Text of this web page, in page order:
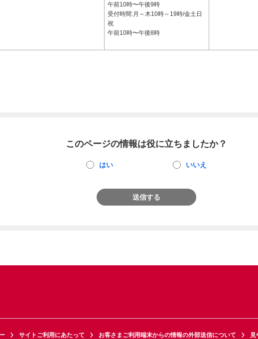
午前10時〜午後9時
受付時間:月～木10時～19時/金土日
祝
午前10時〜午後8時
このページの情報は役に立ちましたか？
はい いいえ
送信する
サイトご利用にあたって お客さまご利用端末からの情報の外部送信について 見